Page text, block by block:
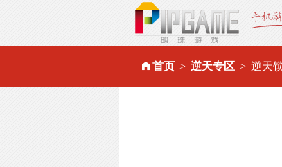
首页 逆天专区 逆天